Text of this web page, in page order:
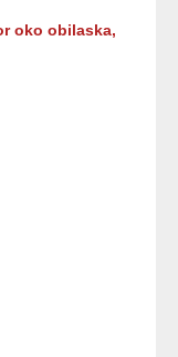
oko obilaska,